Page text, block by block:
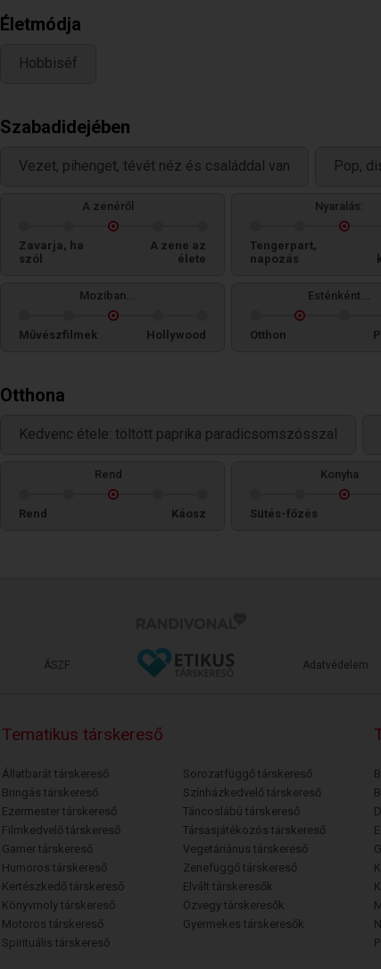
Életmódja
Hobbiséf
Szabadidejében
Vezet, pihenget, tévét néz és családdal van Pop,
A zenéről
Zavarja, ha
szól
A zene az
élete
Nyaralás:
Tengerpart,
napozás
Moziban...
Művészfilmek Hollywood
Esténként...
Otthon
Otthona
Kedvenc étele: töltött paprika paradicsomszósszal
Rend
Rend Káosz
Konyha
Sütés-főzés
ÁSZF Adatvédelem
Tematikus társkereső
Állatbarát társkereső
Bringás társkereső
Ezermester társkereső
Filmkedvelő társkereső
Gamer társkereső
Humoros társkereső
Kertészkedő társkereső
Könyvmoly társkereső
Motoros társkereső
Spirituális társkereső
Sorozatfüggő társkereső
Színházkedvelő társkereső
Táncoslábú társkereső
Társasjátékozós társkereső
Vegetáriánus társkereső
Zenefüggő társkereső
Elvált társkeresők
Özvegy társkeresők
Gyermekes társkeresők